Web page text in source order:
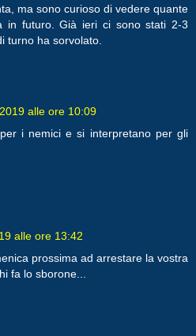
ma sono curioso di vedere quante
in futuro. Già ieri ci sono stati 2-3
turno ha sorvolato.
alle ore 10:09
i nemici e si interpretano per gli
alle ore 13:42
prossima ad arrestare la vostra
fa lo sborone...